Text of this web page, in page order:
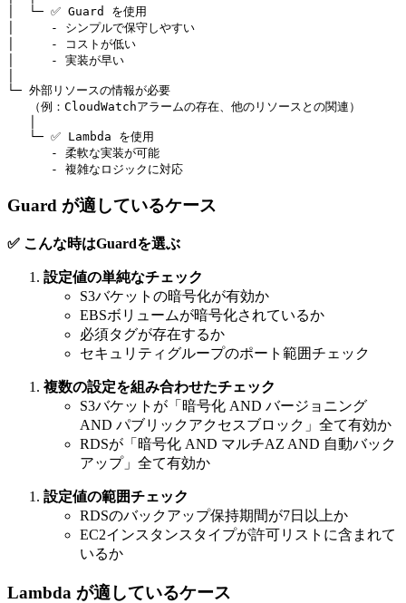
│  └─ ✅ Guard を使用
│     - シンプルで保守しやすい
│     - コストが低い
│     - 実装が早い
└─ 外部リソースの情報が必要
   （例：CloudWatchアラームの存在、他のリソースとの関連）
   └─ ✅ Lambda を使用
      - 柔軟な実装が可能
      - 複雑なロジックに対応
Guard が適しているケース
✅ こんな時はGuardを選ぶ
設定値の単純なチェック
S3バケットの暗号化が有効か
EBSボリュームが暗号化されているか
必須タグが存在するか
セキュリティグループのポート範囲チェック
複数の設定を組み合わせたチェック
S3バケットが「暗号化 AND バージョニング
AND パブリックアクセスブロック」全て有効か
RDSが「暗号化 AND マルチAZ AND 自動バック
アップ」全て有効か
設定値の範囲チェック
RDSのバックアップ保持期間が7日以上か
EC2インスタンスタイプが許可リストに含まれて
いるか
Lambda が適しているケース